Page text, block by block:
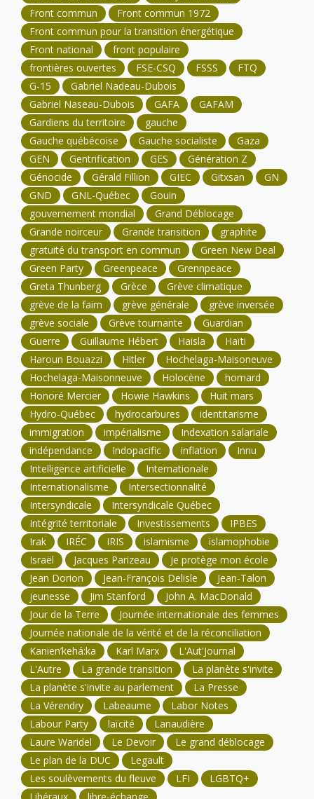
Front commun
Front commun 1972
Front commun pour la transition énergétique
Front national
front populaire
frontières ouvertes
FSE-CSQ FSSS
FTQ
G-15
Gabriel Nadeau-Dubois
Gabriel Naseau-Dubois
GAFA
GAFAM
Gardiens du territoire
gauche
Gauche québécoise
Gauche socialiste
Gaza
GEN
Gentrification GES
Génération Z
Génocide
Gérald Fillion GIEC Gitxsan
GN
GND
GNL-Québec
Gouin
gouvernement mondial
Grand Déblocage
Grande noirceur
Grande transition
graphite
gratuité du transport en commun
Green New Deal
Green Party
Greenpeace
Grennpeace
Greta Thunberg
Grèce
Grève climatique
grève de la faim
grève générale
grève inversée
grève sociale
Grève tournante
Guardian
Guerre
Guillaume Hébert Haisla
Haïti
Haroun Bouazzi
Hitler
Hochelaga-Maisoneuve
Hochelaga-Maisonneuve
Holocène
homard
Honoré Mercier
Howie Hawkins
Huit mars
Hydro-Québec
hydrocarbures
identitarisme
immigration
impérialisme
Indexation salariale
indépendance
Indopacific inflation
Innu
Intelligence artificielle
Internationale
Internationalisme
Intersectionnalité
Intersyndicale
Intersyndicale Québec
Intégrité territoriale
Investissements
IPBES
Irak
IRÉC IRIS islamisme
islamophobie
Israël
Jacques Parizeau
Je protège mon école
Jean Dorion
Jean-François Delisle
Jean-Talon
jeunesse
Jim Stanford
John A. MacDonald
Jour de la Terre
Journée internationale des femmes
Journée nationale de la vérité et de la réconciliation
Kanien’kehá:ka
Karl Marx
L'Aut'Journal
L'Autre
La grande transition
La planète s'invite
La planète s'invite au parlement
La Presse
La Vérendry
Labeaume
Labor Notes
Labour Party
laïcité
Lanaudière
Laure Waridel
Le Devoir
Le grand déblocage
Le plan de la DUC
Legault
Les soulèvements du fleuve
LFI
LGBTQ+